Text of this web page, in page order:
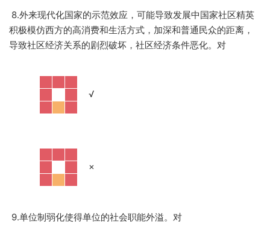
8.外来现代化国家的示范效应，可能导致发展中国家社区精英
积极模仿西方的高消费和生活方式，加深和普通民众的距离，
导致社区经济关系的剧烈破坏，社区经济条件恶化。对
√
×
9.单位制弱化使得单位的社会职能外溢。对